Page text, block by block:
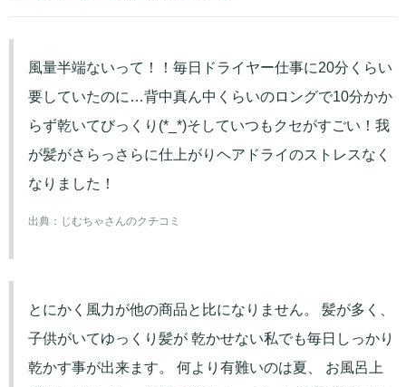
風量半端ないって！！毎日ドライヤー仕事に20分くらい
要していたのに…背中真ん中くらいのロングで10分かか
らず乾いてびっくり(*_*)そしていつもクセがすごい！我
が髪がさらっさらに仕上がりヘアドライのストレスなく
なりました！
出典： じむちゃさんのクチコミ
とにかく風力が他の商品と比になりません。 髪が多く、
子供がいてゆっくり髪が 乾かせない私でも毎日しっかり
乾かす事が出来ます。 何より有難いのは夏、 お風呂上